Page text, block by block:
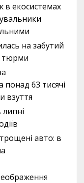
в екосистемах
на забутий
тюрми
63 тисячі
взуття
авто: в